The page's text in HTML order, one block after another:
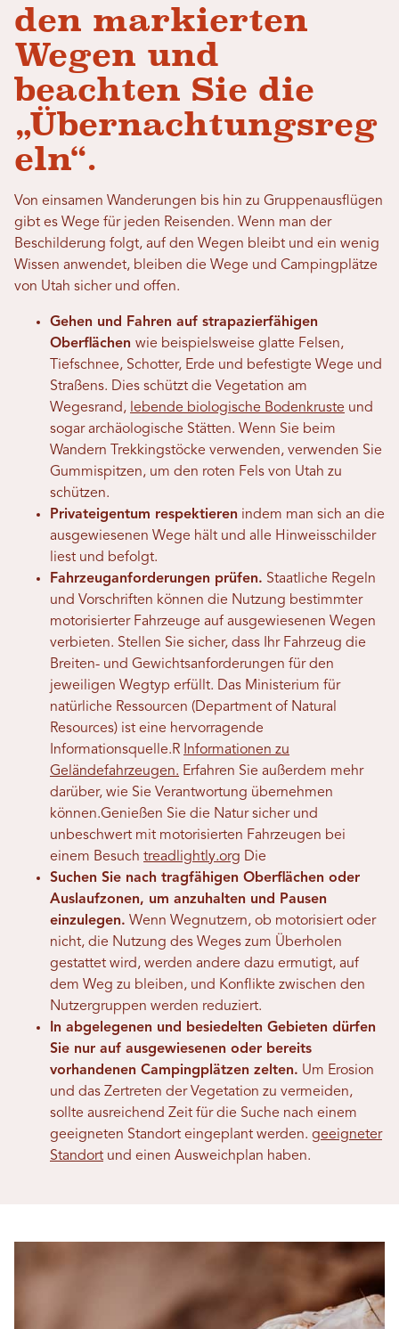
den markierten
Wegen und
beachten Sie die
„Übernachtungsreg
eln“.
Von einsamen Wanderungen bis hin zu Gruppenausflügen
gibt es Wege für jeden Reisenden. Wenn man der
Beschilderung folgt, auf den Wegen bleibt und ein wenig
Wissen anwendet, bleiben die Wege und Campingplätze
von Utah sicher und offen.
Gehen und Fahren auf strapazierfähigen
Oberflächen wie beispielsweise glatte Felsen,
Tiefschnee, Schotter, Erde und befestigte Wege und
Straßens. Dies schützt die Vegetation am
Wegesrand, lebende biologische Bodenkruste und
sogar archäologische Stätten. Wenn Sie beim
Wandern Trekkingstöcke verwenden, verwenden Sie
Gummispitzen, um den roten Fels von Utah zu
schützen.
Privateigentum respektieren indem man sich an die
ausgewiesenen Wege hält und alle Hinweisschilder
liest und befolgt.
Fahrzeuganforderungen prüfen. Staatliche Regeln
und Vorschriften können die Nutzung bestimmter
motorisierter Fahrzeuge auf ausgewiesenen Wegen
verbieten. Stellen Sie sicher, dass Ihr Fahrzeug die
Breiten- und Gewichtsanforderungen für den
jeweiligen Wegtyp erfüllt. Das Ministerium für
natürliche Ressourcen (Department of Natural
Resources) ist eine hervorragende
Informationsquelle.R Informationen zu
Geländefahrzeugen. Erfahren Sie außerdem mehr
darüber, wie Sie Verantwortung übernehmen
können.Genießen Sie die Natur sicher und
unbeschwert mit motorisierten Fahrzeugen bei
einem Besuch treadlightly.org Die
Suchen Sie nach tragfähigen Oberflächen oder
Auslaufzonen, um anzuhalten und Pausen
einzulegen. Wenn Wegnutzern, ob motorisiert oder
nicht, die Nutzung des Weges zum Überholen
gestattet wird, werden andere dazu ermutigt, auf
dem Weg zu bleiben, und Konflikte zwischen den
Nutzergruppen werden reduziert.
In abgelegenen und besiedelten Gebieten dürfen
Sie nur auf ausgewiesenen oder bereits
vorhandenen Campingplätzen zelten. Um Erosion
und das Zertreten der Vegetation zu vermeiden,
sollte ausreichend Zeit für die Suche nach einem
geeigneten Standort eingeplant werden. geeigneter
Standort und einen Ausweichplan haben.